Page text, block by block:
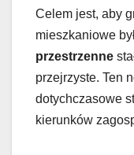
Celem jest, aby
mieszkaniowe
przestrzenne
przejrzyste. Ten
dotychczasowe
kierunków